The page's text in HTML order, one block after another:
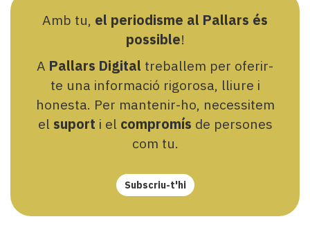
Amb tu, el periodisme al Pallars és
possible!
A Pallars Digital treballem per oferir-
te una informació rigorosa, lliure i
honesta. Per mantenir-ho, necessitem
el suport i el compromís de persones
com tu.
Subscriu-t'hi